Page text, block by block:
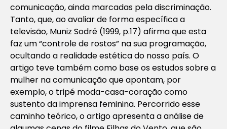
comunicação, ainda marcadas pela discriminação.
Tanto, que, ao avaliar de forma específica a
televisão, Muniz Sodré (1999, p.17) afirma que esta
faz um “controle de rostos” na sua programação,
ocultando a realidade estética do nosso país. O
artigo teve também como base os estudos sobre a
mulher na comunicação que apontam, por
exemplo, o tripé moda-casa-coração como
sustento da imprensa feminina. Percorrido esse
caminho teórico, o artigo apresenta a análise de